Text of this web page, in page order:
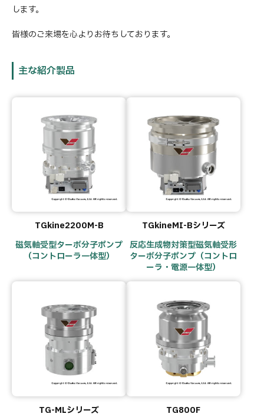
します。
皆様のご来場を心よりお待ちしております。
主な紹介製品
TGkine2200M-B
磁気軸受型ターボ分子ポンプ
（コントローラ一体型）
TGkineMI-Bシリーズ
反応生成物対策型磁気軸受形
ターボ分子ポンプ（コントロ
ーラ・電源一体型）
TG-MLシリーズ
TG800F